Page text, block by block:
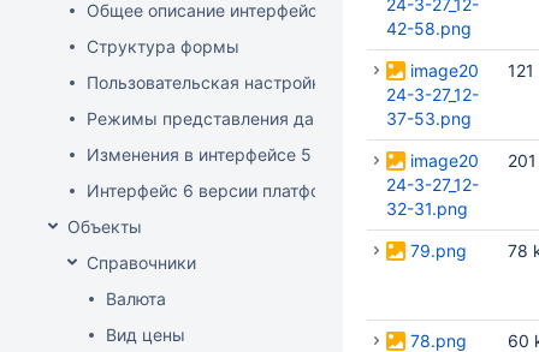
Общее описание интерфейса клиента
Структура формы
Пользовательская настройка интерфейса
Режимы представления данных
Изменения в интерфейсе 5 версии платформы
Интерфейс 6 версии платформы
Объекты
Справочники
Валюта
Вид цены
24-3-27_12-
42-58.png
image20
24-3-27_12-
37-53.png
121
image20
24-3-27_12-
32-31.png
79.png 78
78.png 60